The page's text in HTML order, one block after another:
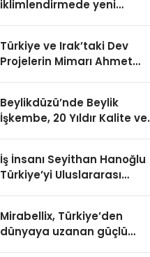
iklimlendirmede yeni
Türkiye ve Irak’taki Dev
Projelerin Mimarı Ahmet
Holding Industrial City”
Projesini Hayata Geçirecek
Beylikdüzü’nde Beylik
İşkembe, 20 Yıldır Kalite ve
İş İnsanı Seyithan Hanoğlu
Türkiye’yi Uluslararası
Mirabellix, Türkiye’den
dünyaya uzanan güçlü